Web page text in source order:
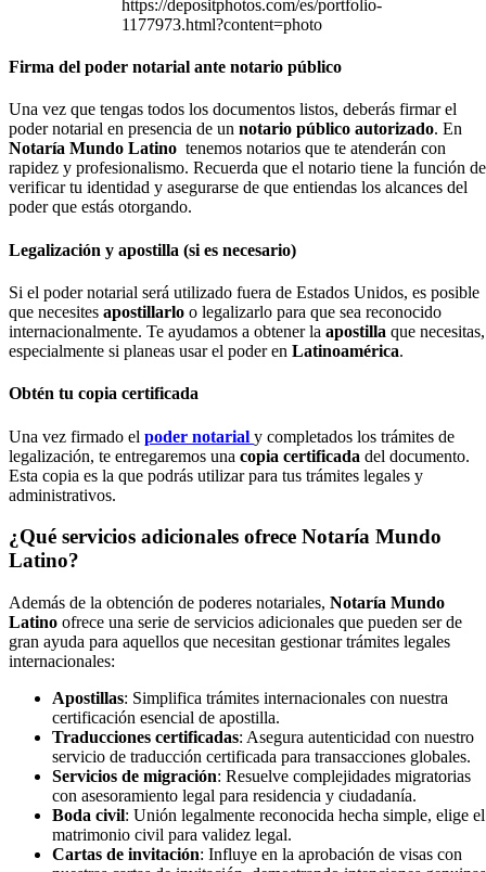
https://depositphotos.com/es/portfolio-
1177973.html?content=photo
Firma del poder notarial ante notario público
Una vez que tengas todos los documentos listos, deberás firmar el
poder notarial en presencia de un notario público autorizado. En
Notaría Mundo Latino tenemos notarios que te atenderán con
rapidez y profesionalismo. Recuerda que el notario tiene la función de
verificar tu identidad y asegurarse de que entiendas los alcances del
poder que estás otorgando.
Legalización y apostilla (si es necesario)
Si el poder notarial será utilizado fuera de Estados Unidos, es posible
que necesites apostillarlo o legalizarlo para que sea reconocido
internacionalmente. Te ayudamos a obtener la apostilla que necesitas,
especialmente si planeas usar el poder en Latinoamérica.
Obtén tu copia certificada
Una vez firmado el poder notarial y completados los trámites de
legalización, te entregaremos una copia certificada del documento.
Esta copia es la que podrás utilizar para tus trámites legales y
administrativos.
¿Qué servicios adicionales ofrece Notaría Mundo
Latino?
Además de la obtención de poderes notariales, Notaría Mundo
Latino ofrece una serie de servicios adicionales que pueden ser de
gran ayuda para aquellos que necesitan gestionar trámites legales
internacionales:
Apostillas: Simplifica trámites internacionales con nuestra
certificación esencial de apostilla.
Traducciones certificadas: Asegura autenticidad con nuestro
servicio de traducción certificada para transacciones globales.
Servicios de migración: Resuelve complejidades migratorias
con asesoramiento legal para residencia y ciudadanía.
Boda civil: Unión legalmente reconocida hecha simple, elige el
matrimonio civil para validez legal.
Cartas de invitación: Influye en la aprobación de visas con